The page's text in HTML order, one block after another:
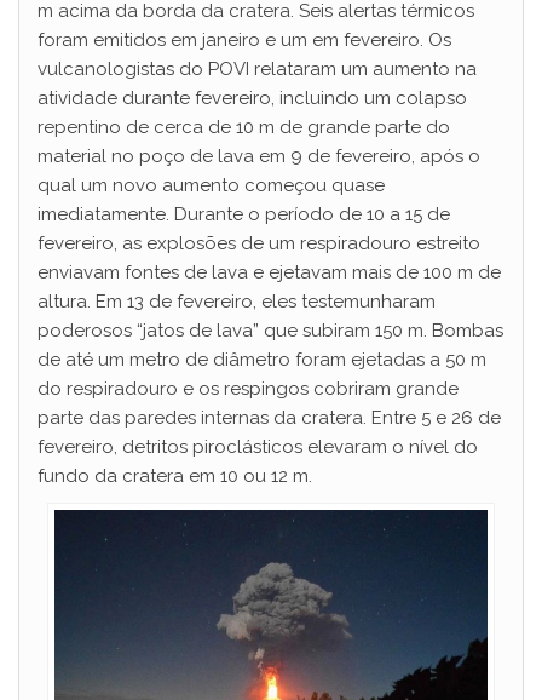
m acima da borda da cratera. Seis alertas térmicos
foram emitidos em janeiro e um em fevereiro. Os
vulcanologistas do POVI relataram um aumento na
atividade durante fevereiro, incluindo um colapso
repentino de cerca de 10 m de grande parte do
material no poço de lava em 9 de fevereiro, após o
qual um novo aumento começou quase
imediatamente. Durante o período de 10 a 15 de
fevereiro, as explosões de um respiradouro estreito
enviavam fontes de lava e ejetavam mais de 100 m de
altura. Em 13 de fevereiro, eles testemunharam
poderosos “jatos de lava” que subiram 150 m. Bombas
de até um metro de diâmetro foram ejetadas a 50 m
do respiradouro e os respingos cobriram grande
parte das paredes internas da cratera. Entre 5 e 26 de
fevereiro, detritos piroclásticos elevaram o nível do
fundo da cratera em 10 ou 12 m.